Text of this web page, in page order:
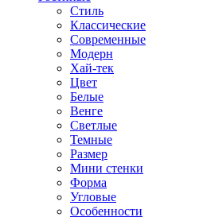
Стиль
Классические
Современные
Модерн
Хай-тек
Цвет
Белые
Венге
Светлые
Темные
Размер
Мини стенки
Форма
Угловые
Особенности